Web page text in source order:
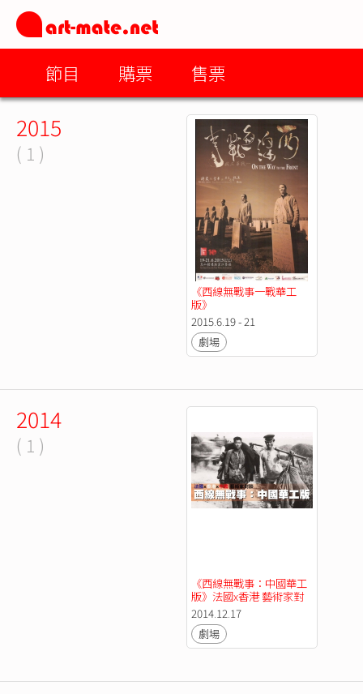
節目 購票 售票
2015
( 1 )
《西線無戰事一戰華工
版》
2015.6.19 - 21
劇場
2014
( 1 )
《西線無戰事：中國華工
版》法國x香港 藝術家對
談
2014.12.17
劇場